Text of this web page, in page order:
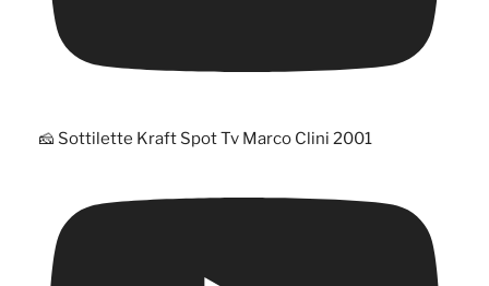
🧀 Sottilette Kraft Spot Tv Marco Clini 2001